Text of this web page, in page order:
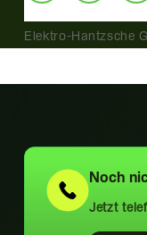
Elektro-Hantzsche
Noch
Jetzt